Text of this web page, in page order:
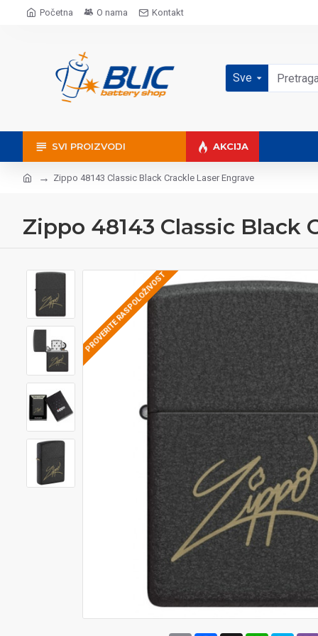
Početna O nama Kontakt
Sve
SVI PROIZVODI AKCIJA
Zippo 48143 Classic Black Crackle Laser Engrave
Zippo 48143 Classic Black
PROVERITE RASPOLOŽIVOST